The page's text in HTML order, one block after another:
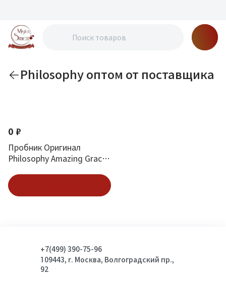
Philosophy оптом от поставщика
0 ₽
Пробник Оригинал
Philosophy Amazing Grace
+7(499) 390-75-96
109443, г. Москва, Волгоградский пр.,
92